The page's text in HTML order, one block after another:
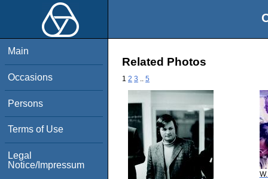
Main
Occasions
Persons
Terms of Use
Legal
Notice/Impressum
Related Photos
1 2 3 5